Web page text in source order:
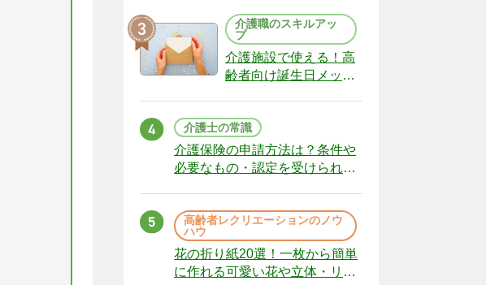
介護職のスキルアッ
プ
介護施設で使える！高
齢者向け誕生日メッセ
介護士の常識
介護保険の申請方法は？条件や
必要なもの・認定を受けられな
高齢者レクリエーションのノウ
ハウ
花の折り紙20選！一枚から簡単
に作れる可愛い花や立体・リー